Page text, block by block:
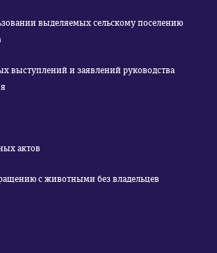
выделяемых сельскому поселению
выступлений и заявлений руководства
актов
с животными без владельцев